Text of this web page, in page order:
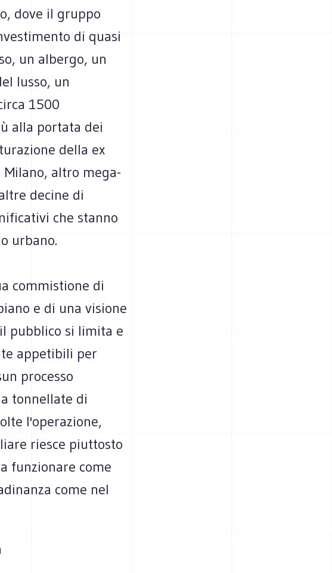
dove il gruppo
di quasi
un albergo, un
lusso, un
1500
alla portata dei
della ex
Milano, altro mega-
decine di
che stanno
urbano.
commistione di
e di una visione
pubblico si limita e
appetibili per
processo
tonnellate di
l'operazione,
riesce piuttosto
funzionare come
come nel